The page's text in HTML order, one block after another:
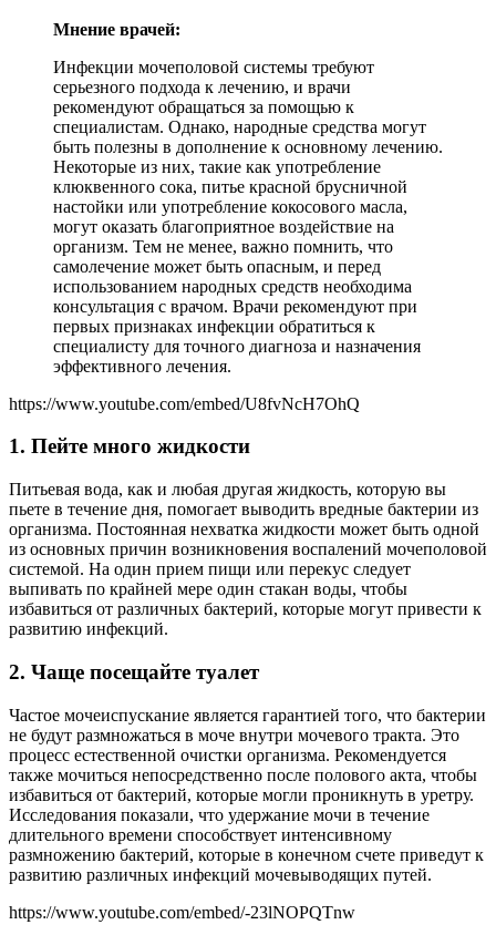
Мнение врачей:
Инфекции мочеполовой системы требуют
серьезного подхода к лечению, и врачи
рекомендуют обращаться за помощью к
специалистам. Однако, народные средства могут
быть полезны в дополнение к основному лечению.
Некоторые из них, такие как употребление
клюквенного сока, питье красной брусничной
настойки или употребление кокосового масла,
могут оказать благоприятное воздействие на
организм. Тем не менее, важно помнить, что
самолечение может быть опасным, и перед
использованием народных средств необходима
консультация с врачом. Врачи рекомендуют при
первых признаках инфекции обратиться к
специалисту для точного диагноза и назначения
эффективного лечения.
https://www.youtube.com/embed/U8fvNcH7OhQ
1. Пейте много жидкости
Питьевая вода, как и любая другая жидкость, которую вы
пьете в течение дня, помогает выводить вредные бактерии из
организма. Постоянная нехватка жидкости может быть одной
из основных причин возникновения воспалений мочеполовой
системой. На один прием пищи или перекус следует
выпивать по крайней мере один стакан воды, чтобы
избавиться от различных бактерий, которые могут привести к
развитию инфекций.
2. Чаще посещайте туалет
Частое мочеиспускание является гарантией того, что бактерии
не будут размножаться в моче внутри мочевого тракта. Это
процесс естественной очистки организма. Рекомендуется
также мочиться непосредственно после полового акта, чтобы
избавиться от бактерий, которые могли проникнуть в уретру.
Исследования показали, что удержание мочи в течение
длительного времени способствует интенсивному
размножению бактерий, которые в конечном счете приведут к
развитию различных инфекций мочевыводящих путей.
https://www.youtube.com/embed/-23lNOPQTnw